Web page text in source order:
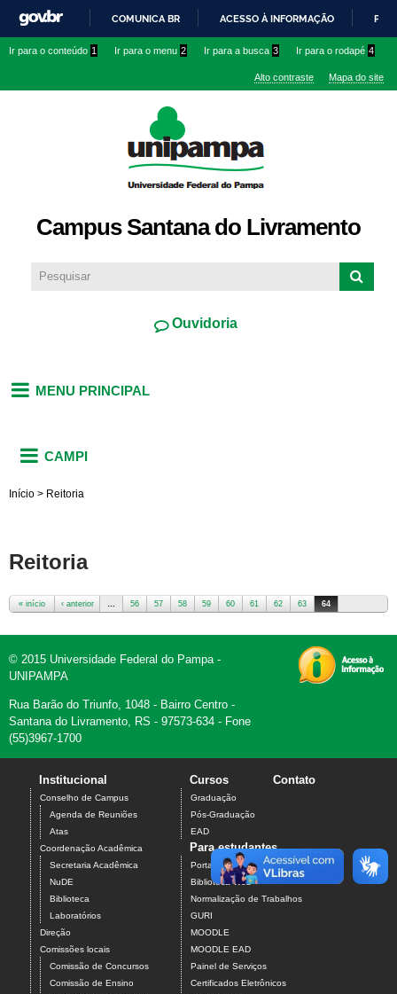
conteúdo
IR
O
COMUNICA BR ACESSO À INFORMAÇÃO
Ir para o conteúdo 1 Ir para o menu 2 Ir para a busca 3 Ir para o rodapé 4
Alto contraste Mapa do site
Campus Santana do Livramento
Ouvidoria
MENU PRINCIPAL
CAMPI
Início > Reitoria
Reitoria
« início ‹ anterior … 56 57 58 59 60 61 62 63 64
© 2015 Universidade Federal do Pampa -
UNIPAMPA
Rua Barão do Triunfo, 1048 - Bairro Centro -
Santana do Livramento, RS - 97573-634 - Fone
(55)3967-1700
Institucional
Conselho de Campus
Agenda de Reuniões
Atas
Coordenação Acadêmica
Secretaria Acadêmica
NuDE
Biblioteca
Laboratórios
Direção
Comissões locais
Comissão de Concursos
Comissão de Ensino
Cursos
Graduação
Pós-Graduação
EAD
Contato
Para estudantes
Portal do Aluno
Biblioteca Web
Normalização de Trabalhos
GURI
MOODLE
MOODLE EAD
Painel de Serviços
Certificados Eletrônicos